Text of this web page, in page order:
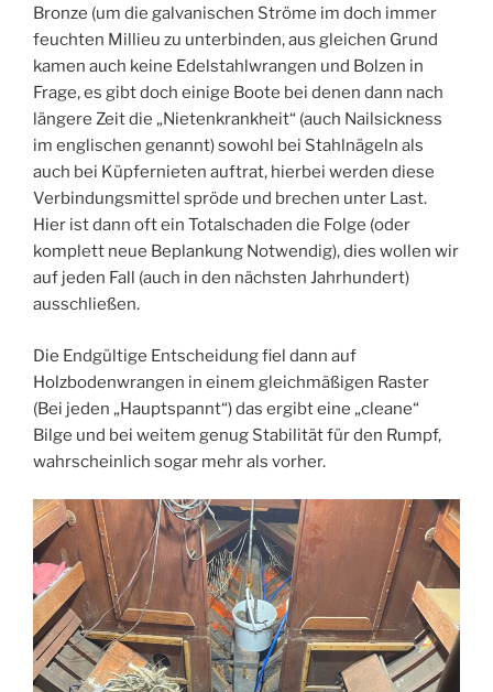
Bronze (um die galvanischen Ströme im doch immer
feuchten Millieu zu unterbinden, aus gleichen Grund
kamen auch keine Edelstahlwrangen und Bolzen in
Frage, es gibt doch einige Boote bei denen dann nach
längere Zeit die „Nietenkrankheit“ (auch Nailsickness
im englischen genannt) sowohl bei Stahlnägeln als
auch bei Küpfernieten auftrat, hierbei werden diese
Verbindungsmittel spröde und brechen unter Last.
Hier ist dann oft ein Totalschaden die Folge (oder
komplett neue Beplankung Notwendig), dies wollen wir
auf jeden Fall (auch in den nächsten Jahrhundert)
ausschließen.
Die Endgültige Entscheidung fiel dann auf
Holzbodenwrangen in einem gleichmäßigen Raster
(Bei jeden „Hauptspannt“) das ergibt eine „cleane“
Bilge und bei weitem genug Stabilität für den Rumpf,
wahrscheinlich sogar mehr als vorher.